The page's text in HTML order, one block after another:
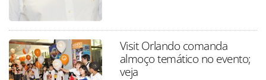
Visit Orlando comanda
almoço temático no evento;
veja